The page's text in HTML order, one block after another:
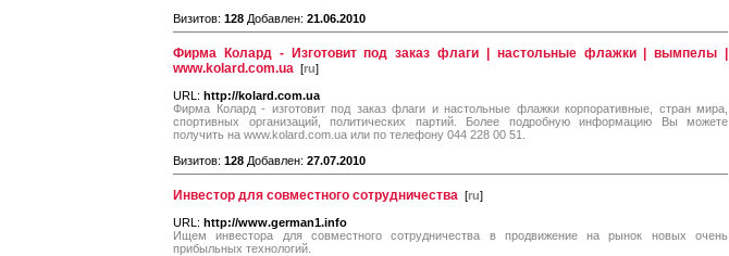
Визитов: 128 Добавлен: 21.06.2010
Фирма Колард - Изготовит под заказ флаги | настольные флажки | вымпелы |
www.kolard.com.ua [ru]
URL: http://kolard.com.ua
Фирма Колард - изготовит под заказ флаги и настольные флажки корпоративные, стран мира,
спортивных организаций, политических партий. Более подробную информацию Вы можете
получить на www.kolard.com.ua или по телефону 044 228 00 51.
Визитов: 128 Добавлен: 27.07.2010
Инвестор для совместного сотрудничества [ru]
URL: http://www.german1.info
Ищем инвестора для совместного сотрудничества в продвижение на рынок новых очень
прибыльных технологий.